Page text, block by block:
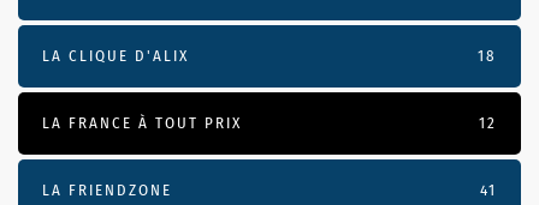
LA CLIQUE D'ALIX 18
LA FRANCE À TOUT PRIX 12
LA FRIENDZONE 41